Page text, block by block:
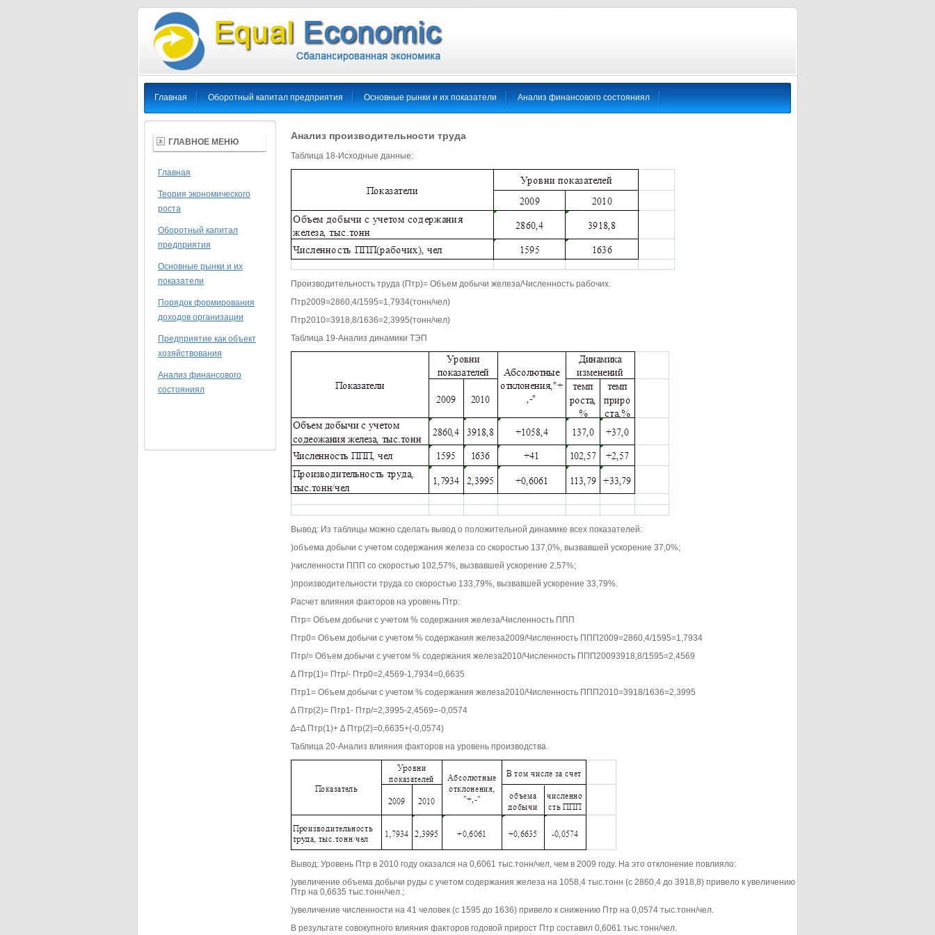
Главная Оборотный капитал предприятия Основные рынки и их показатели Анализ финансового состояниял
Анализ производительности труда
Таблица 18-Исходные данные:
Производительность труда (Птр)= Объем добычи железа/Численность рабочих.
Птр2009=2860,4/1595=1,7934(тонн/чел)
Птр2010=3918,8/1636=2,3995(тонн/чел)
Таблица 19-Анализ динамики ТЭП
Вывод: Из таблицы можно сделать вывод о положительной динамике всех показателей:
)объема добычи с учетом содержания железа со скоростью 137,0%, вызвавшей ускорение 37,0%;
)численности ППП со скоростью 102,57%, вызвавшей ускорение 2,57%;
)производительности труда со скоростью 133,79%, вызвавшей ускорение 33,79%.
Расчет влияния факторов на уровень Птр:
Птр= Объем добычи с учетом % содержания железа/Численность ППП
Птр0= Объем добычи с учетом % содержания железа2009/Численность ППП2009=2860,4/1595=1,7934
Птр/= Объем добычи с учетом % содержания железа2010/Численность ППП20093918,8/1595=2,4569
∆ Птр(1)= Птр/- Птр0=2,4569-1,7934=0,6635
Птр1= Объем добычи с учетом % содержания железа2010/Численность ППП2010=3918/1636=2,3995
∆ Птр(2)= Птр1- Птр/=2,3995-2,4569=-0,0574
∆=∆ Птр(1)+ ∆ Птр(2)=0,6635+(-0,0574)
Таблица 20-Анализ влияния факторов на уровень производства.
Вывод: Уровень Птр в 2010 году оказался на 0,6061 тыс.тонн/чел, чем в 2009 году. На это отклонение повлияло:
)увеличение объема добычи руды с учетом содержания железа на 1058,4 тыс.тонн (с 2860,4 до 3918,8) привело к увеличению
Птр на 0,6635 тыс.тонн/чел.;
)увеличение численности на 41 человек (с 1595 до 1636) привело к снижению Птр на 0,0574 тыс.тонн/чел.
В результате совокупного влияния факторов годовой прирост Птр составил 0,6061 тыс.тонн/чел.
ГЛАВНОЕ МЕНЮ
Главная
Теория экономического
роста
Оборотный капитал
предприятия
Основные рынки и их
показатели
Порядок формирования
доходов организации
Предприятие как объект
хозяйствования
Анализ финансового
состояниял